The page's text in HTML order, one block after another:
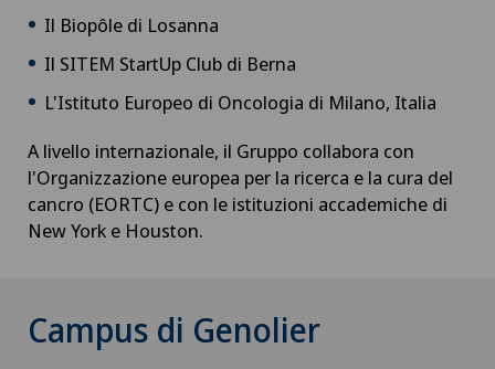
Il Biopôle di Losanna
Il SITEM StartUp Club di Berna
L'Istituto Europeo di Oncologia di Milano, Italia
A livello internazionale, il Gruppo collabora con
l'Organizzazione europea per la ricerca e la cura del
cancro (EORTC) e con le istituzioni accademiche di
New York e Houston.
Campus di Genolier